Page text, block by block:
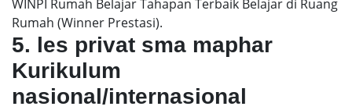
WINPI Rumah Belajar Tahapan Terbaik Belajar di Ruang
Rumah (Winner Prestasi).
5. les privat sma maphar
Kurikulum
nasional/internasional